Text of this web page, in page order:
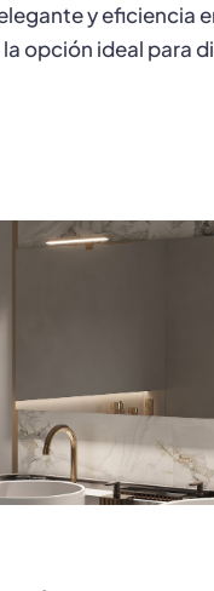
y eficiencia
opción ideal para